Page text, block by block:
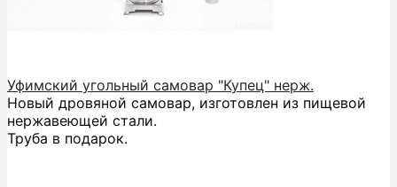
Уфимский угольный самовар "Купец" нерж.
Новый дровяной самовар, изготовлен из пищевой
нержавеющей стали.
Труба в подарок.